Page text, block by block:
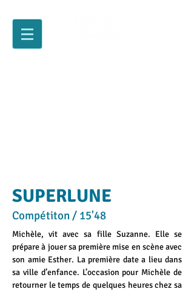
SUPERLUNE
Compétiton / 15'48
Michèle, vit avec sa fille Suzanne. Elle se
prépare à jouer sa première mise en scène avec
son amie Esther. La première date a lieu dans
sa ville d’enfance. L’occasion pour Michèle de
retourner le temps de quelques heures chez sa